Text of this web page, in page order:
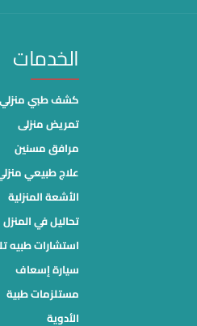
الخدمات
كشف طبي منزلي
تمريض منزلى
مرافق مسنين
علاج طبيعي
الأشعة المنزلية
تحاليل في المنزل
استشارات طبيه
سيارة إسعاف
مستلزمات طبية
الأدوية